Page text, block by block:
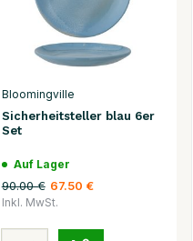
Bloomingville
Sicherheitsteller blau 6er
Set
Auf Lager
90.00 € 67.50 €
Inkl. MwSt.